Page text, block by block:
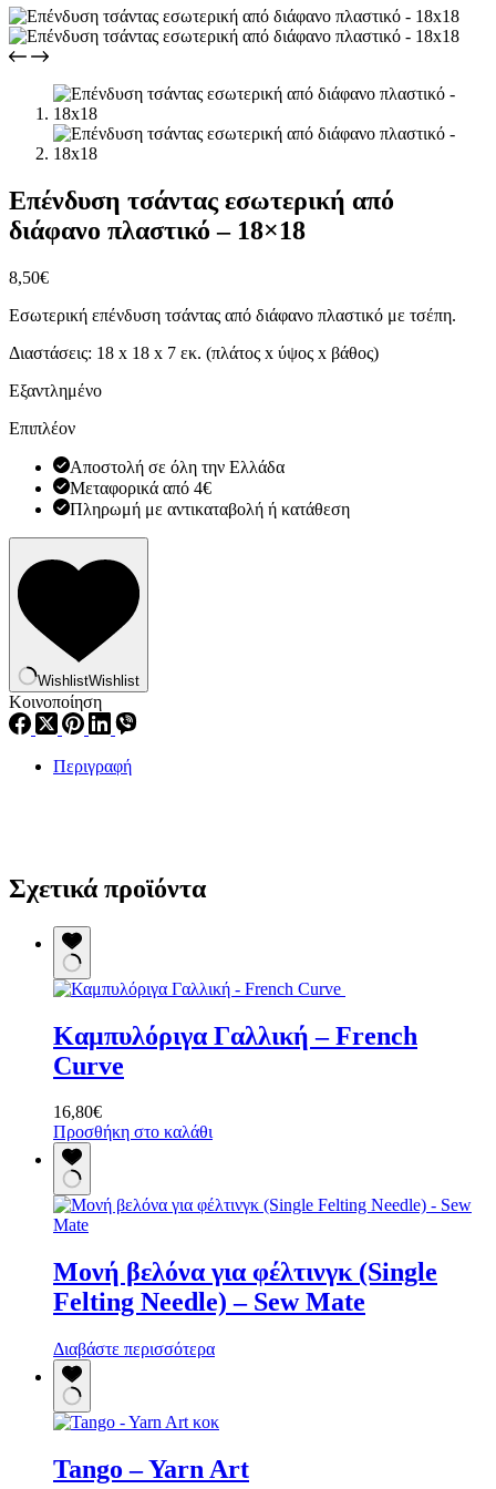
Επένδυση τσάντας εσωτερική από
διάφανο πλαστικό – 18×18
8,50€
Εσωτερική επένδυση τσάντας από διάφανο πλαστικό με τσέπη.
Διαστάσεις: 18 x 18 x 7 εκ. (πλάτος x ύψος x βάθος)
Εξαντλημένο
Επιπλέον
Αποστολή σε όλη την Ελλάδα
Μεταφορικά από 4€
Πληρωμή με αντικαταβολή ή κατάθεση
WishlistWishlist
Κοινοποίηση
Περιγραφή
Σχετικά προϊόντα
Καμπυλόριγα Γαλλική – French
Curve
16,80€
Προσθήκη στο καλάθι
Μονή βελόνα για φέλτινγκ (Single
Felting Needle) – Sew Mate
Διαβάστε περισσότερα
Tango – Yarn Art